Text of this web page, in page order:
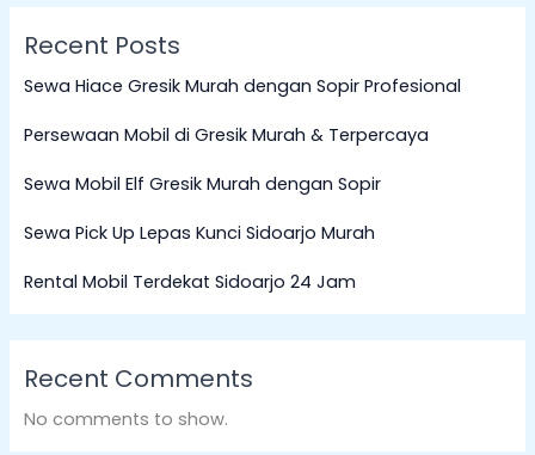
Recent Posts
Sewa Hiace Gresik Murah dengan Sopir Profesional
Persewaan Mobil di Gresik Murah & Terpercaya
Sewa Mobil Elf Gresik Murah dengan Sopir
Sewa Pick Up Lepas Kunci Sidoarjo Murah
Rental Mobil Terdekat Sidoarjo 24 Jam
Recent Comments
No comments to show.